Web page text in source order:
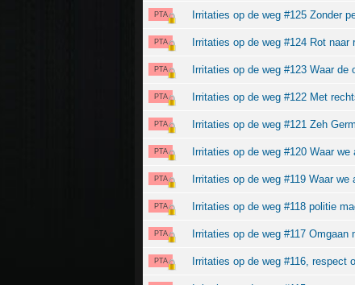
PTA Irritaties op de weg #125 Zonder
PTA Irritaties op de weg #124 Rot
PTA Irritaties op de weg #123 Waar de
PTA Irritaties op de weg #122 Met
PTA Irritaties op de weg #121 Zeh
PTA Irritaties op de weg #120 Waar
PTA Irritaties op de weg #119 Waar
PTA Irritaties op de weg #118 politie
PTA Irritaties op de weg #117 Omgaan
PTA Irritaties op de weg #116, respect